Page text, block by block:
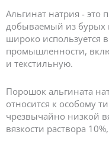
Альгинат натрия - это
добываемый из бурых
широко используется
промышленности,
и текстильную.
Порошок альгината
относится к особому
чрезвычайно низкой
вязкости раствора